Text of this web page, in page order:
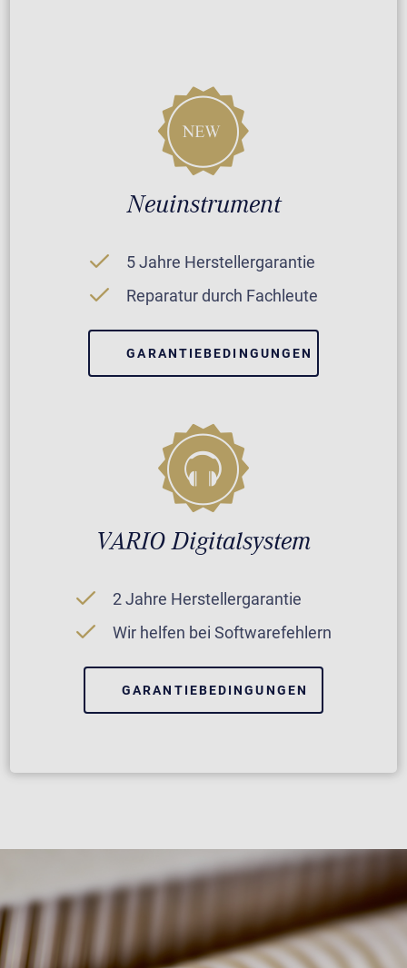
Neuinstrument
5 Jahre Herstellergarantie
Reparatur durch Fachleute
GARANTIEBEDINGUNGEN
VARIO Digitalsystem
2 Jahre Herstellergarantie
Wir helfen bei Softwarefehlern
GARANTIEBEDINGUNGEN